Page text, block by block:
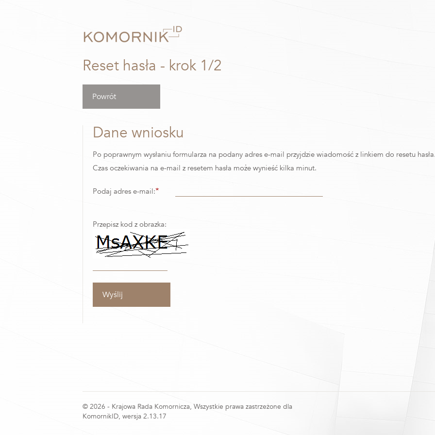
Reset hasła - krok 1/2
Powrót
Dane wniosku
Po poprawnym wysłaniu formularza na podany adres e-mail przyjdzie wiadomość z linkiem do resetu
Czas oczekiwania na e-mail z resetem hasła może wynieść kilka minut.
Podaj adres e-mail:*
Przepisz kod z obrazka:
Wyślij
© 2026 - Krajowa Rada Komornicza, Wszystkie prawa zastrzeżone dla
KomornikID, wersja 2.13.17